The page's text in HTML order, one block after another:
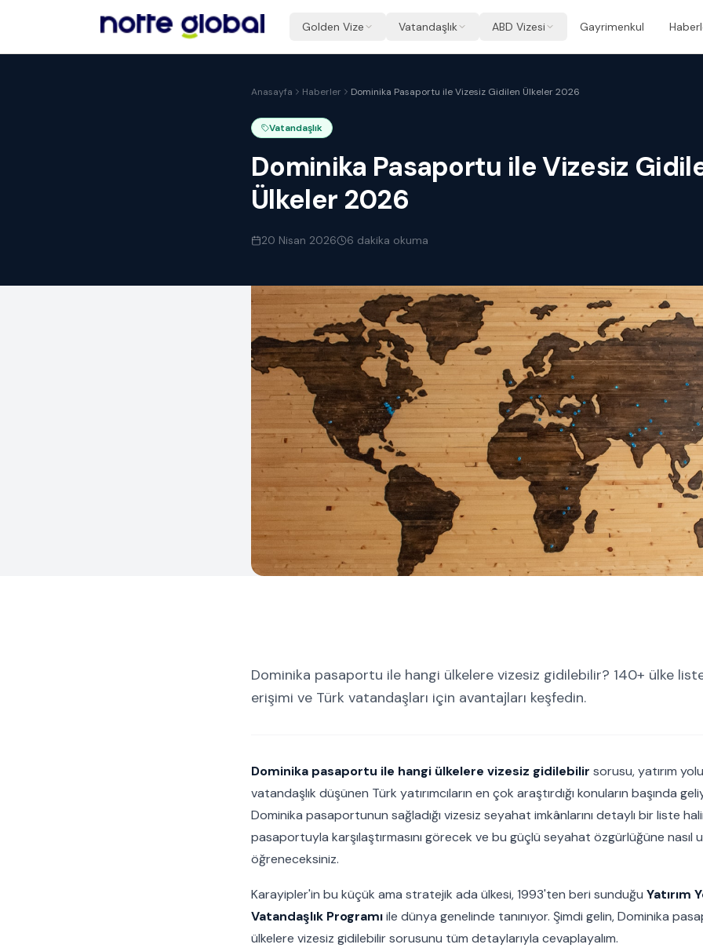
Golden Vize Vatandaşlık ABD Vizesi Gayrimenkul
Anasayfa Haberler Dominika Pasaportu ile Vizesiz Gidilen Ülkeler 2026
Vatandaşlık
Dominika Pasaportu ile Vizesiz
Ülkeler 2026
20 Nisan 2026 6 dakika okuma
Dominika pasaportu ile hangi ülkelere vizesiz gidilebilir? 140+ ülke
erişimi ve Türk vatandaşları için avantajları keşfedin.
Dominika pasaportu ile hangi ülkelere vizesiz gidilebilir sorusu, yatırım
vatandaşlık düşünen Türk yatırımcıların en çok araştırdığı konuların başında
Dominika pasaportunun sağladığı vizesiz seyahat imkânlarını detaylı bir liste
pasaportuyla karşılaştırmasını görecek ve bu güçlü seyahat özgürlüğüne nasıl
öğreneceksiniz.
Karayipler'in bu küçük ama stratejik ada ülkesi, 1993'ten beri sunduğu Yatırım
Vatandaşlık Programıile dünya genelinde tanınıyor. Şimdi gelin, Dominika
ülkelere vizesiz gidilebilir sorusunu tüm detaylarıyla cevaplayalım.